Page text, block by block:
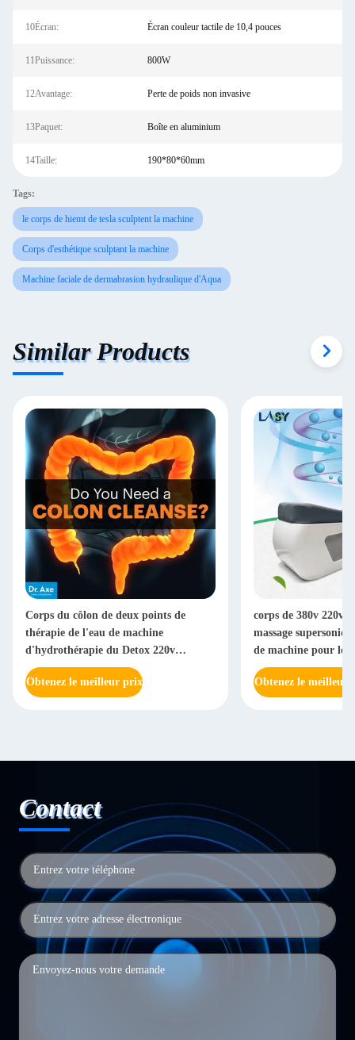
10Écran: Écran couleur tactile de 10,4 pouces
11Puissance: 800W
12Avantage: Perte de poids non invasive
13Paquet: Boîte en aluminium
14Taille: 190*80*60mm
Tags:
le corps de hiemt de tesla sculptent la machine
Corps d'esthétique sculptant la machine
Machine faciale de dermabrasion hydraulique d'Aqua
Similar Products
Corps du côlon de deux points de
thérapie de l'eau de machine
d'hydrothérapie du Detox 220v
sculptant l'équipement
Obtenez le meilleur prix
corps de 380v 220v
massage
de machine pour le
d'irrigation
Obtenez le meilleur
Contact